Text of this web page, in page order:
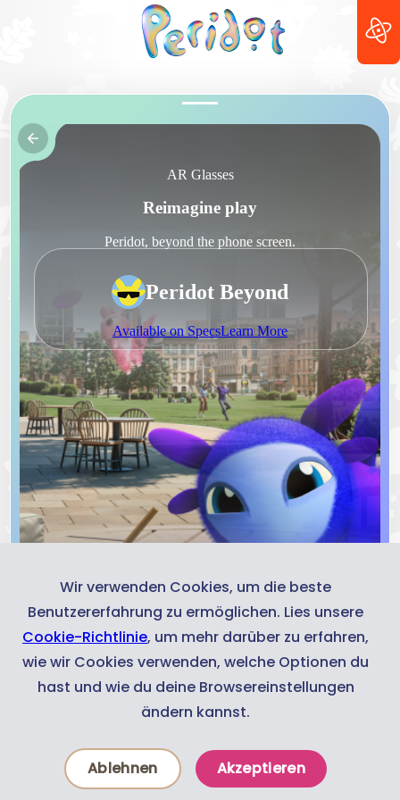
Experiences
AR Glasses
Reimagine play
Peridot, beyond the phone screen.
Peridot Beyond
Available on SpecsLearn More
Trailer
Wir verwenden Cookies, um die beste
Benutzererfahrung zu ermöglichen. Lies unsere
Cookie-Richtlinie, um mehr darüber zu erfahren,
wie wir Cookies verwenden, welche Optionen du
hast und wie du deine Browsereinstellungen
ändern kannst.
Akzeptieren
Ablehnen